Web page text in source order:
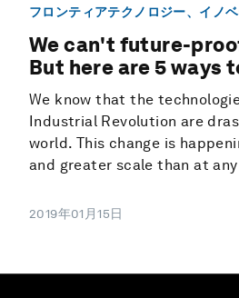
フロンティアテクノロジー、イノ
We can't future-
But here are 5 ways
We know that the
Industrial Revolution are
world. This change is
and greater scale than at
2019年01月15日